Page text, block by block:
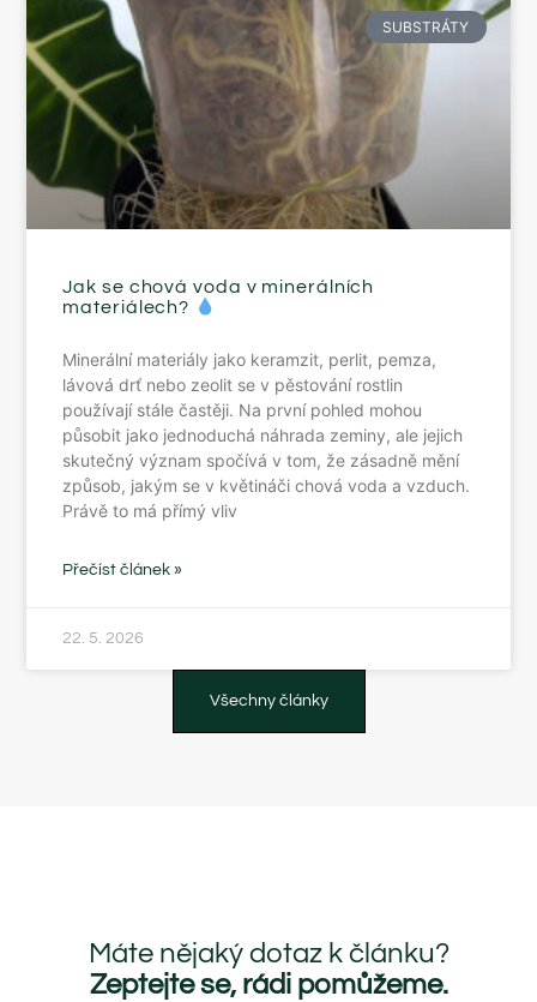
SUBSTRÁTY
Jak se chová voda v minerálních
materiálech?
Minerální materiály jako keramzit, perlit, pemza,
lávová drť nebo zeolit se v pěstování rostlin
používají stále častěji. Na první pohled mohou
působit jako jednoduchá náhrada zeminy, ale jejich
skutečný význam spočívá v tom, že zásadně mění
způsob, jakým se v květináči chová voda a vzduch.
Právě to má přímý vliv
Přečíst článek »
22. 5. 2026
Všechny články
Máte nějaký dotaz k článku?
Zeptejte se, rádi pomůžeme.